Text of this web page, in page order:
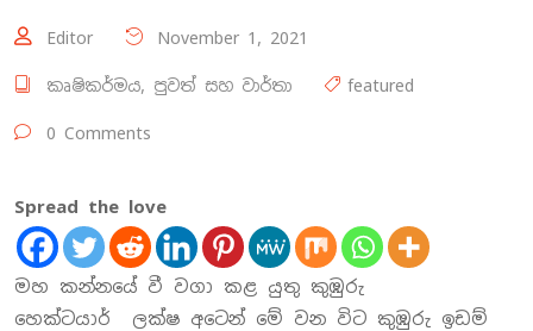
Editor November 1, 2021
කෘෂිකර්මය, පුවත් සහ වාර්තා featured
0 Comments
Spread the love
මහ කන්නයේ වී වගා කළ යුතු කුඹුරු
හෙක්ටයාර් ලක්ෂ අටෙන් මේ වන විට කුඹුරු ඉඩම්